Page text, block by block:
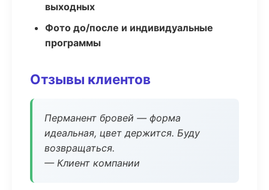
выходных
Фото до/после и индивидуальные
программы
Отзывы клиентов
Перманент бровей — форма
идеальная, цвет держится. Буду
возвращаться.
— Клиент компании